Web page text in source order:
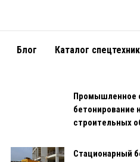
Блог Каталог
Промышленное
бетонирование
строительных
Стационарный